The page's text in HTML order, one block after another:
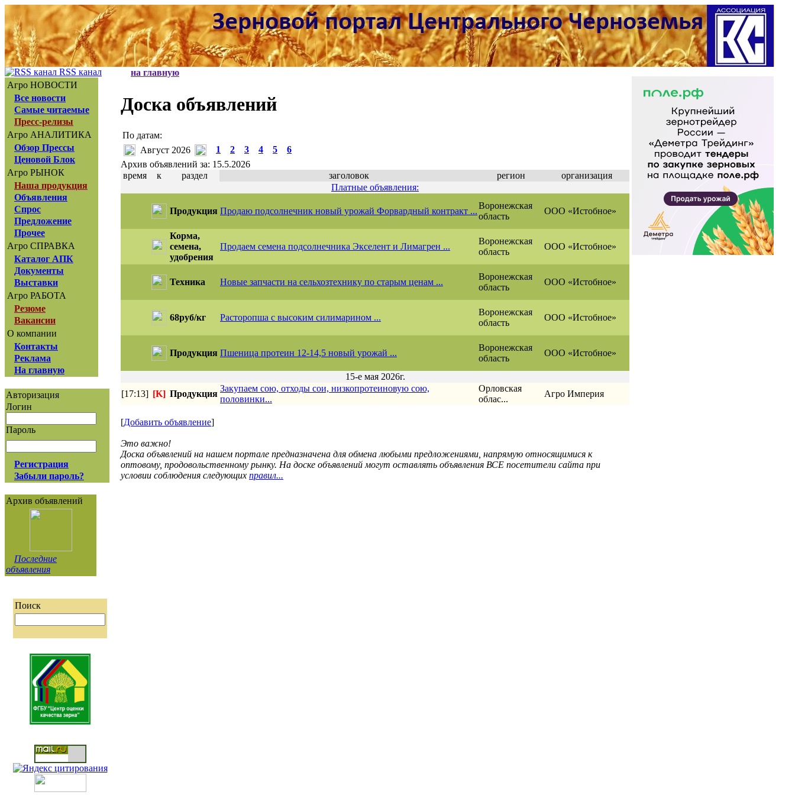
RSS канал
Агро НОВОСТИ
Все новости
Самые читаемые
Пресс-релизы
Агро АНАЛИТИКА
Обзор Прессы
Ценовой Блок
Агро РЫНОК
Наша продукция
Объявления
Спрос
Предложение
Прочее
Агро СПРАВКА
Каталог АПК
Документы
Выставки
Агро РАБОТА
Резюме
Вакансии
О компании
Контакты
Реклама
На главную
Авторизация
Логин
Пароль
Регистрация
Забыли пароль?
Архив объявлений
Последние
объявления
Поиск
на главную
Доска объявлений
По датам:
Август 2026
1 2 3 4 5
6
Архив объявлений за: 15.5.2026
время
к раздел заголовок регион
организация
Платные объявления:
Продукция Продаю подсолнечник новый урожай Форвардный контракт ...
Воронежская
область
ООО «Истобное»
Корма,
семена,
удобрения
Продаем семена подсолнечника Экселент и Лимагрен ...
Воронежская
область
ООО «Истобное»
Техника Новые запчасти на сельхозтехнику по старым ценам ...
Воронежская
область
ООО «Истобное»
68руб/кг Расторопша с высоким силимарином ...
Воронежская
область
ООО «Истобное»
Продукция Пшеница протеин 12-14,5 новый урожай ...
Воронежская
область
ООО «Истобное»
15-е мая 2026г.
[17:13] [K] Продукция
Закупаем сою, отходы сои, низкопротеиновую сою,
половинки...
Орловская
облас...
Агро Империя
[Добавить объявление]
Это важно!
Доска объявлений на нашем портале предназначена для обмена любыми предложениями, напрямую относящимися к
оптовому, продовольственному рынку. На доске объявлений могут оставлять объявления ВСЕ посетители сайта при
условии соблюдения следующих правил...